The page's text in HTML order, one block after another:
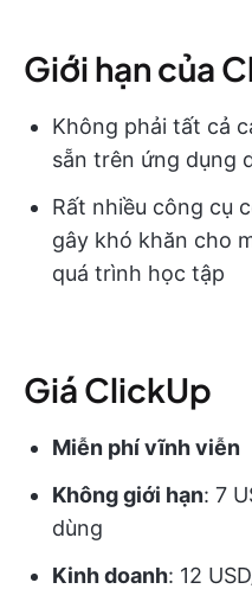
Giới hạn của
Không phải tất cả
sẵn trên ứng dụng
Rất nhiều công cụ
gây khó khăn cho
quá trình học tập
Giá ClickUp
Miễn phí vĩnh viễn
Không giới hạn: 7
dùng
Kinh doanh: 12